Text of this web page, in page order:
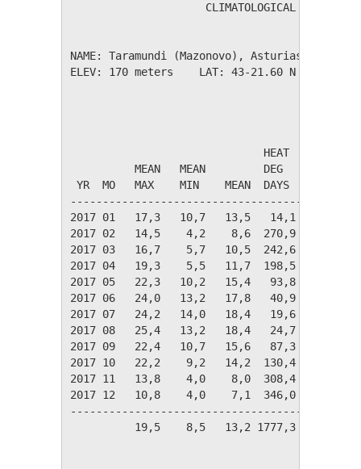
CLIMATOLOGICAL SUMMARY
NAME: Taramundi (Mazonovo),
ELEV: 170 meters    LAT: 43-21.60 N    LONG:
HEAT    COOL
MEAN   MEAN         DEG     DEG
YR  MO   MAX    MIN    MEAN  DAYS
2017 01   17,3   10,7   13,5   14,1
2017 02   14,5    4,2    8,6  270,9
2017 03   16,7    5,7   10,5  242,6
2017 04   19,3    5,5   11,7  198,5
2017 05   22,3   10,2   15,4   93,8
2017 06   24,0   13,2   17,8   40,9
2017 07   24,2   14,0   18,4   19,6
2017 08   25,4   13,2   18,4   24,7
2017 09   22,4   10,7   15,6   87,3
2017 10   22,2    9,2   14,2  130,4
2017 11   13,8    4,0    8,0  308,4
2017 12   10,8    4,0    7,1  346,0
19,5    8,5   13,2 1777,3   81,3